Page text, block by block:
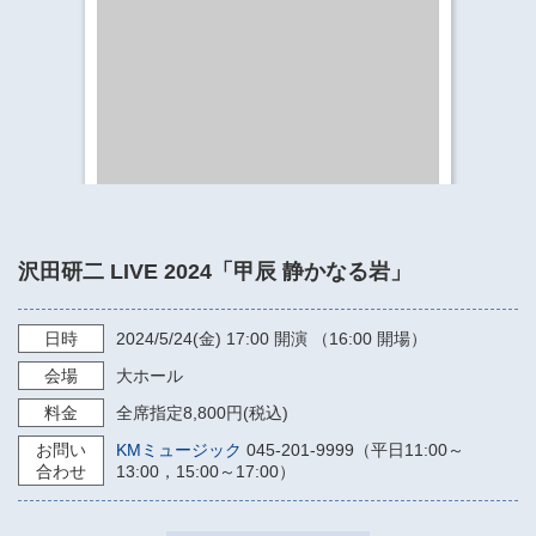
沢田研二 LIVE 2024「甲辰 静かなる岩」
日時 2024/5/24(金) 17:00 開演 （16:00 開場）
会場
大ホール
料金
全席指定8,800円(税込)
お問い
合わせ
KMミュージック 045-201-9999（平日11:00～
13:00，15:00～17:00）